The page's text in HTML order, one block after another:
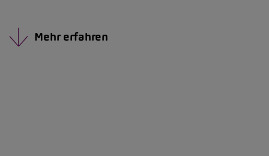
Mehr erfahren